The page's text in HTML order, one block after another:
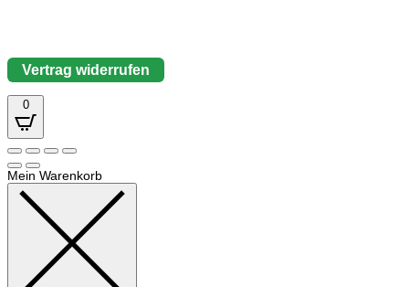
Vertrag widerrufen
0
Mein Warenkorb